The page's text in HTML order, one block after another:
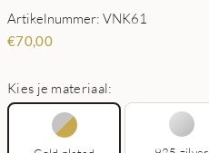
Artikelnummer: VNK61
€70,00
Kies je materiaal: